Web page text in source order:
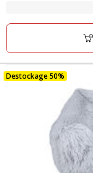
36
à
23.31€
Destockage 50%